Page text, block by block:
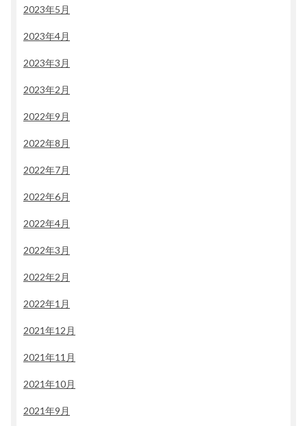
2023年5月
2023年4月
2023年3月
2023年2月
2022年9月
2022年8月
2022年7月
2022年6月
2022年4月
2022年3月
2022年2月
2022年1月
2021年12月
2021年11月
2021年10月
2021年9月